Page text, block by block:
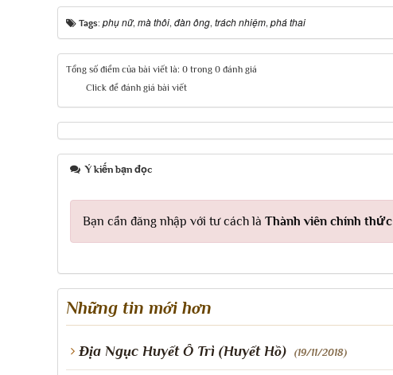
Tags: phụ nữ, mà thôi, đàn ông, trách nhiệm, phá thai
Tổng số điểm của bài viết là: 0 trong 0 đánh giá
Click để đánh giá bài viết
Ý kiến bạn đọc
Bạn cần đăng nhập với tư cách là Thành viên chính thức
Những tin mới hơn
Địa Ngục Huyết Ô Trì (Huyết Hồ) (19/11/2018)